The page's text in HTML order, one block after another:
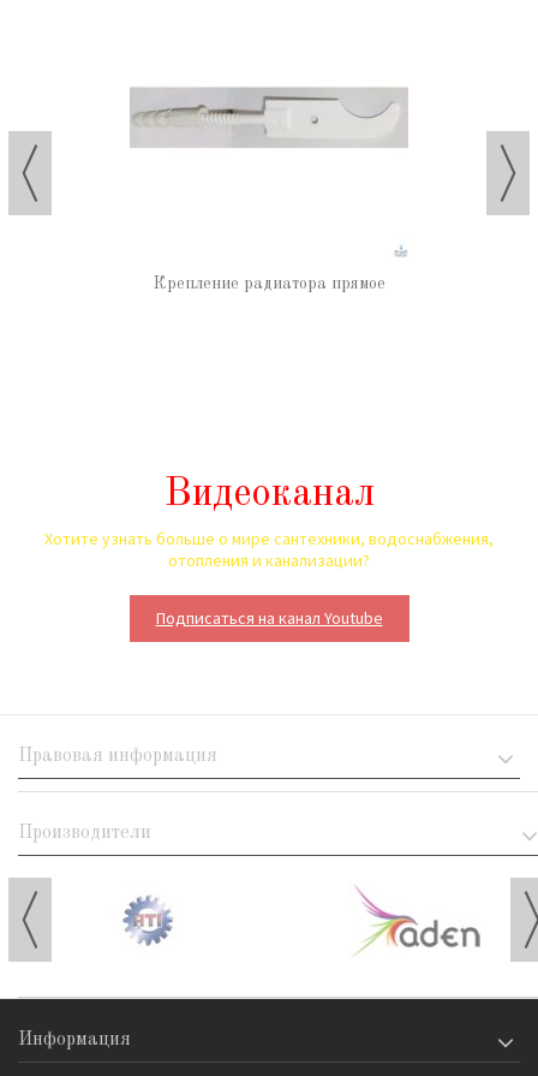
Крепление радиатора прямое
Видеоканал
Хотите узнать больше о мире сантехники, водоснабжения,
отопления и канализации?
Подписаться на канал Youtube
Правовая информация
Производители
Информация